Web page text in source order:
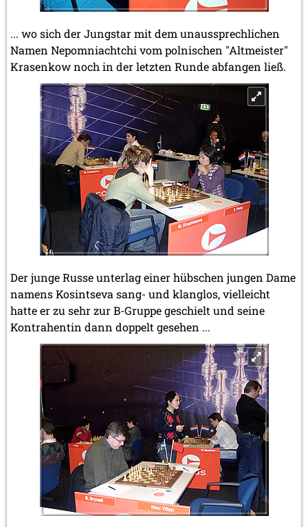
... wo sich der Jungstar mit dem unaussprechlichen
Namen Nepomniachtchi vom polnischen "Altmeister"
Krasenkow noch in der letzten Runde abfangen ließ.
Der junge Russe unterlag einer hübschen jungen Dame
namens Kosintseva sang- und klanglos, vielleicht
hatte er zu sehr zur B-Gruppe geschielt und seine
Kontrahentin dann doppelt gesehen ...